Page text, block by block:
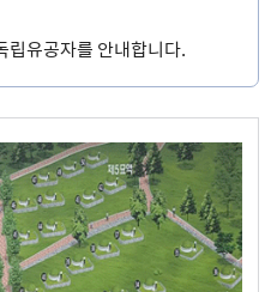
립유공자를 안내합니다.